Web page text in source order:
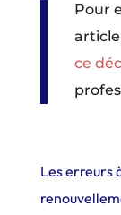
Pour
ce
Les erreurs